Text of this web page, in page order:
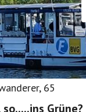
, 65
Grüne?